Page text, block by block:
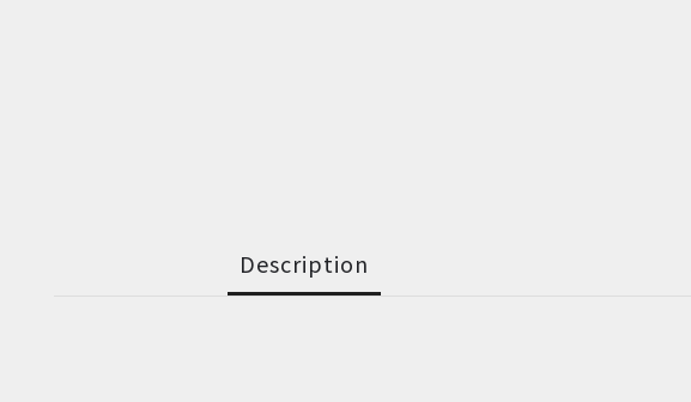
Description